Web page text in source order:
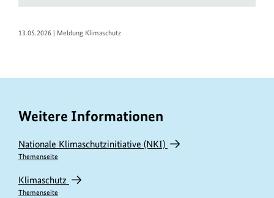
13.05.2026 | Meldung Klimaschutz
Weitere Informationen
Nationale Klimaschutzinitiative (NKI)
Themenseite
Klimaschutz
Themenseite